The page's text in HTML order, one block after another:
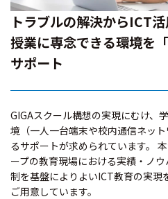
トラブルの解決からICT活
授業に専念できる環境を
サポート
GIGAスクール構想の実現にむけ、
境（一人一台端末や校内通信ネッ
るサポートが求められています。
ープの教育現場における実績・ノ
制を基盤によりよいICT教育の実現
ご用意しています。